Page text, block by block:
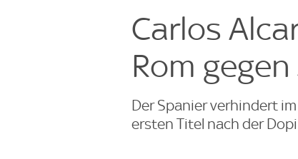
Carlos
Rom
Der Spanier verhindert
ersten Titel nach der